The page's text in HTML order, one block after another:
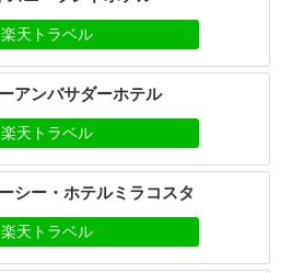
楽天トラベル
アンバサダーホテル
楽天トラベル
シー・ホテルミラコスタ
楽天トラベル